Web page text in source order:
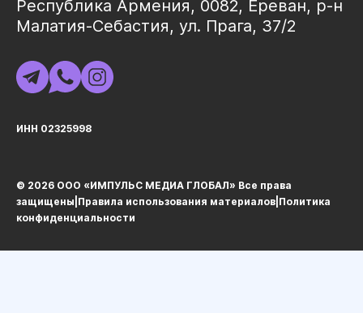
Республика Армения, 0082, Ереван, р-н
Малатия-Себастия, ул. Прага, 37/2
ИНН 02325998
© 2026 ООО «ИМПУЛЬС МЕДИА ГЛОБАЛ» Все права
защищеныㅤ|ㅤ Правила использования материалов Политика
конфиденциальности